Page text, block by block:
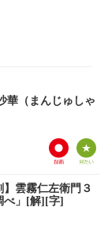
（まんじゅしゃ
雲霧仁左衛門３
べ」[解][字]